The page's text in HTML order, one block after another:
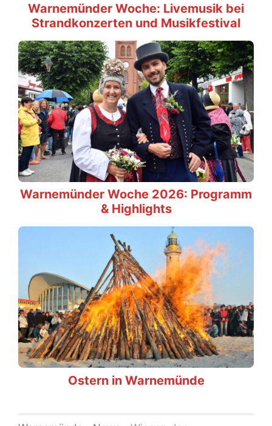
Warnemünder Woche: Livemusik bei
Strandkonzerten und Musikfestival
Warnemünder Woche 2026: Programm
& Highlights
Ostern in Warnemünde